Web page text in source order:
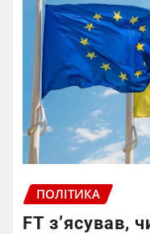
ПОЛІТИКА
FT зʼясував,